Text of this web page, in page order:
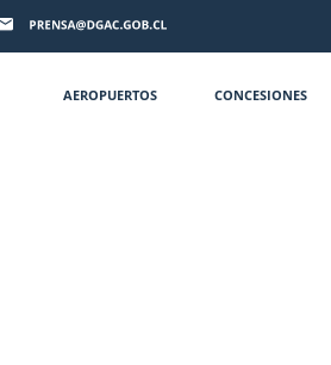
AEROPUERTOS CONCESIONES